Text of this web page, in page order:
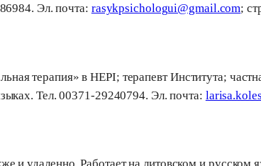
Эл. почта: rasykpsichologui@gmail.com;
терапия» в HEPI; терапевт Института;
Тел. 00371-29240794. Эл. почта: